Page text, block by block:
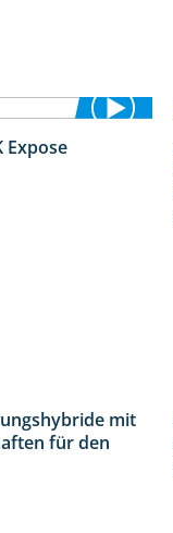
Expose
1:31
mit
für den